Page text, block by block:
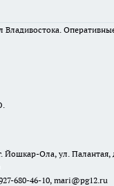
Йошкар-Ола, ул. Палантая,
680-46-10, mari@pg12.ru